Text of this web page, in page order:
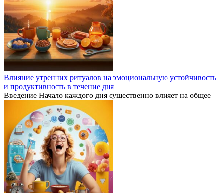
Влияние утренних ритуалов на эмоциональную устойчивость
и продуктивность в течение дня
Введение Начало каждого дня существенно влияет на общее